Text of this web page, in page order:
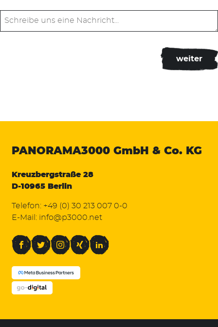
PANORAMA3000 GmbH & Co. KG
Kreuzbergstraße 28
D-10965 Berlin
Telefon: +49 (0) 30 213 007 0-0
E-Mail: info@p3000.net
FacebookTwitterInstagramXing LinkedIn